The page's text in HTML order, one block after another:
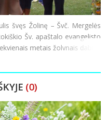
švęs Žolinę – Švč. Mergelės
Šv. apaštalo evangelisto
metais žolynais dabina
bendrystės ju
(0)